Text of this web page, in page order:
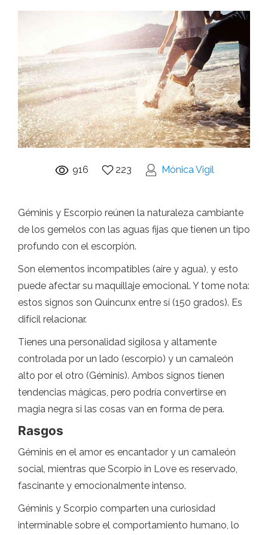
916 223 Mónica Vigil
Géminis y Escorpio reúnen la naturaleza cambiante
de los gemelos con las aguas fijas que tienen un tipo
profundo con el escorpión.
Son elementos incompatibles (aire y agua), y esto
puede afectar su maquillaje emocional. Y tome nota:
estos signos son Quincunx entre sí (150 grados). Es
difícil relacionar.
Tienes una personalidad sigilosa y altamente
controlada por un lado (escorpio) y un camaleón
alto por el otro (Géminis). Ambos signos tienen
tendencias mágicas, pero podría convertirse en
magia negra si las cosas van en forma de pera.
Rasgos
Géminis en el amor es encantador y un camaleón
social, mientras que Scorpio in Love es reservado,
fascinante y emocionalmente intenso.
Géminis y Scorpio comparten una curiosidad
interminable sobre el comportamiento humano, lo